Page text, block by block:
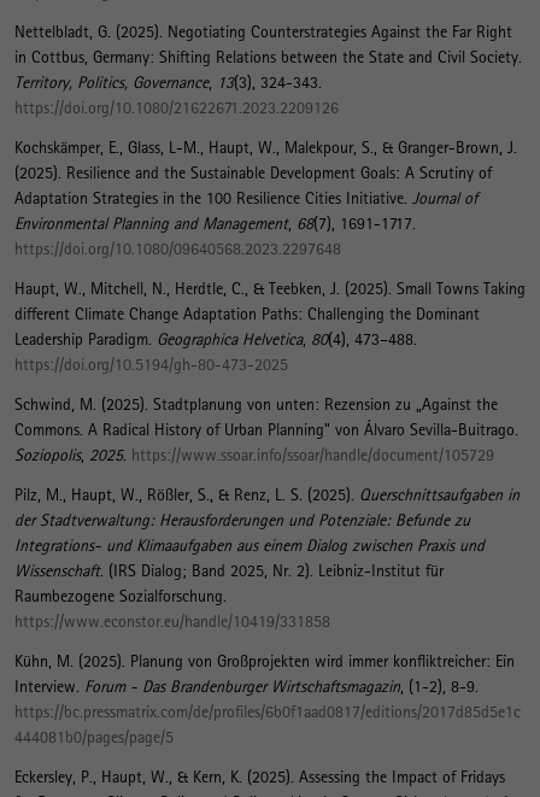
Nettelbladt, G. (2025). Negotiating Counterstrategies Against the Far Right
in Cottbus, Germany: Shifting Relations between the State and Civil Society
Territory, Politics, Governance, 13(3), 324-343.
https://doi.org/10.1080/21622671.2023.2209126
Kochskämper, E. , Glass, L-M. , Haupt, W.
, Malekpour, S., & Granger-Brown, J.
(2025). Resilience and the Sustainable Development Goals: A Scrutiny of
Adaptation Strategies in the 100 Resilience Cities Initiative
Journal of
Environmental Planning and Management, 68(7), 1691-1717.
https://doi.org/10.1080/09640568.2023.2297648
Haupt, W. , Mitchell, N., Herdtle, C., & Teebken, J. (2025). Small Towns Taking
different Climate Change Adaptation Paths: Challenging the Dominant
Leadership Paradigm Geographica Helvetica, 80(4), 473–488.
https://doi.org/10.5194/gh-80-473-2025
Schwind, M. (2025). Stadtplanung von unten: Rezension zu „Against the
Commons. A Radical History of Urban Planning” von Álvaro Sevilla-Buitrago
Soziopolis, 2025. https://www.ssoar.info/ssoar/handle/document/105729
Pilz, M. , Haupt, W. , Rößler, S., & Renz, L. S. (2025). Querschnittsaufgaben in
der Stadtverwaltung: Herausforderungen und Potenziale: Befunde zu
Integrations- und Klimaaufgaben aus einem Dialog zwischen Praxis und
Wissenschaft. (IRS Dialog; Band 2025, Nr. 2). Leibniz-Institut für
Raumbezogene Sozialforschung.
https://www.econstor.eu/handle/10419/331858
Kühn, M. (2025). Planung von Großprojekten wird immer konfliktreicher: Ein
Interview Forum - Das Brandenburger Wirtschaftsmagazin , (1-2), 8-9.
https://bc.pressmatrix.com/de/profiles/6b0f1aad0817/editions/2017d85d5e1c
444081b0/pages/page/5
Eckersley, P. , Haupt, W. , & Kern, K. (2025). Assessing the Impact of Fridays